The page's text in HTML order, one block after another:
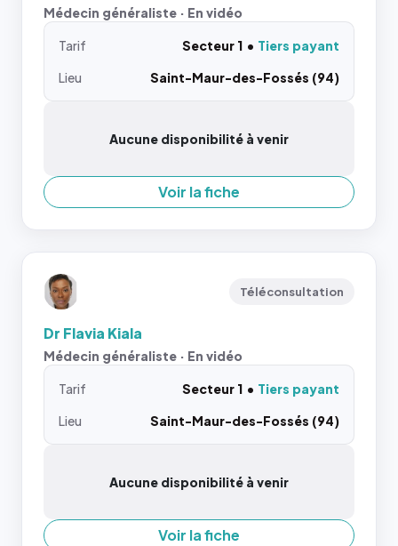
Médecin généraliste · En vidéo
Tarif Secteur 1
Tiers payant
Lieu
Saint-Maur-des-Fossés (94)
Aucune disponibilité à venir
Voir la fiche
Téléconsultation
Dr Flavia Kiala
Médecin généraliste · En vidéo
Tarif Secteur 1
Tiers payant
Lieu
Saint-Maur-des-Fossés (94)
Aucune disponibilité à venir
Voir la fiche